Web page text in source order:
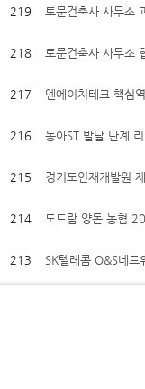
219 토문건축사 사무소
218 토문건축사 사무소
217 엔에이치테크 핵심
216 동아ST 발달 단계
215 경기도인재개발원
214 도드람 양돈 농협
213 SK텔레콤 O&S네트